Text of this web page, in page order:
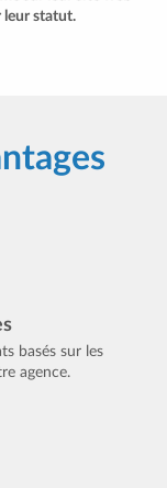
leur statut.
basés sur les
agence.